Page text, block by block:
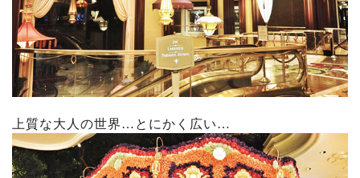
上質な大人の世界…とにかく広い…